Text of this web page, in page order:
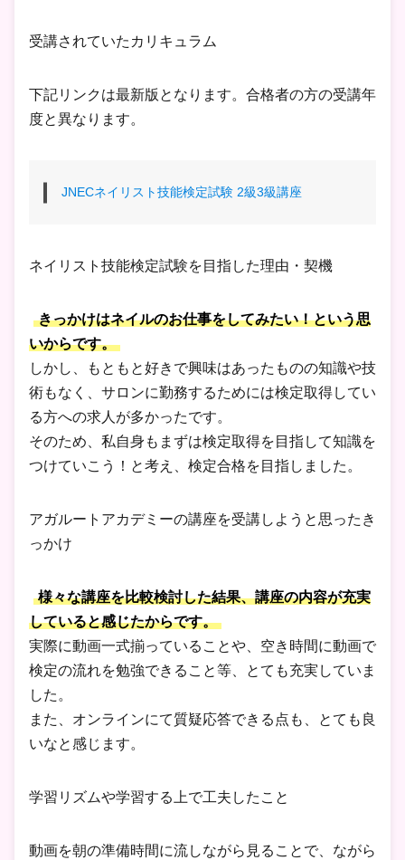
受講されていたカリキュラム
下記リンクは最新版となります。合格者の方の受講年
度と異なります。
JNECネイリスト技能検定試験 2級3級講座
ネイリスト技能検定試験を目指した理由・契機
きっかけはネイルのお仕事をしてみたい！という思
いからです。
しかし、もともと好きで興味はあったものの知識や技
術もなく、サロンに勤務するためには検定取得してい
る方への求人が多かったです。
そのため、私自身もまずは検定取得を目指して知識を
つけていこう！と考え、検定合格を目指しました。
アガルートアカデミーの講座を受講しようと思ったき
っかけ
様々な講座を比較検討した結果、講座の内容が充実
していると感じたからです。
実際に動画一式揃っていることや、空き時間に動画で
検定の流れを勉強できること等、とても充実していま
した。
また、オンラインにて質疑応答できる点も、とても良
いなと感じます。
学習リズムや学習する上で工夫したこと
動画を朝の準備時間に流しながら見ることで、ながら